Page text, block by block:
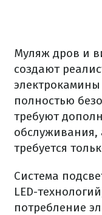
Муляж дров и
создают
полностью
требуют
обслуживания,
требуется
Система
LED-
потребление